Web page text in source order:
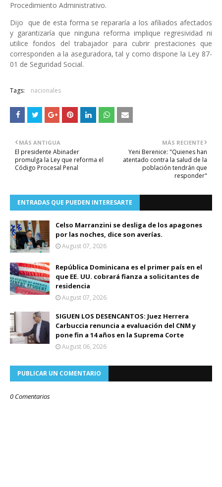
Procedimiento Administrativo.
Dijo que de esta forma se repararía a los afiliados afectados
y garantizaría que ninguna reforma implique regresividad ni
utilice fondos del trabajador para cubrir prestaciones que
corresponden a la aseguradora, tal y como dispone la Ley 87-
01 de Seguridad Social.
Tags: nacionales
MÁS RECIENTE
Yeni Berenice: "Quienes han
atentado contra la salud de la
población tendrán que
responder"
MÁS ANTIGUA
El presidente Abinader
promulga la Ley que reforma el
Código Procesal Penal
ENTRADAS QUE PUEDEN INTERESARTE
Celso Marranzini se desliga de los apagones
por las noches, dice son averías.
August 07, 2026
República Dominicana es el primer país en el
que EE. UU. cobrará fianza a solicitantes de
residencia
August 07, 2026
SIGUEN LOS DESENCANTOS: Juez Herrera
Carbuccia renuncia a evaluación del CNM y
pone fin a 14 años en la Suprema Corte
August 06, 2026
PUBLICAR UN COMENTARIO
0 Comentarios